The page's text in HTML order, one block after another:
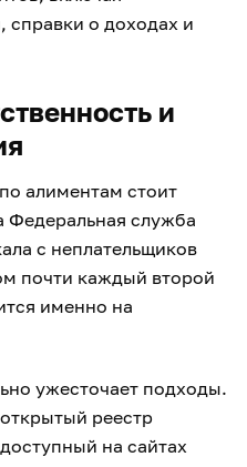
справки о доходах и
и
алиментам стоит
Федеральная служба
с неплательщиков
почти каждый второй
именно на
ужесточает подходы.
реестр
на сайтах